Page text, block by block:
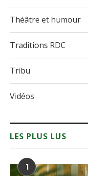
Théâtre et humour
Traditions RDC
Tribu
Vidéos
LES PLUS LUS
1